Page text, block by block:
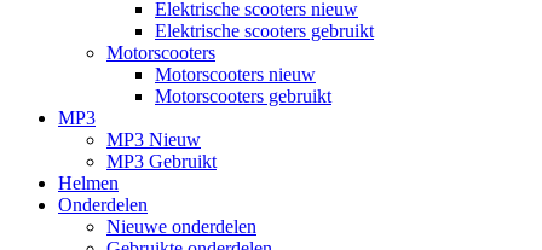
Elektrische scooters nieuw
Elektrische scooters gebruikt
Motorscooters
Motorscooters nieuw
Motorscooters gebruikt
MP3
MP3 Nieuw
MP3 Gebruikt
Helmen
Onderdelen
Nieuwe onderdelen